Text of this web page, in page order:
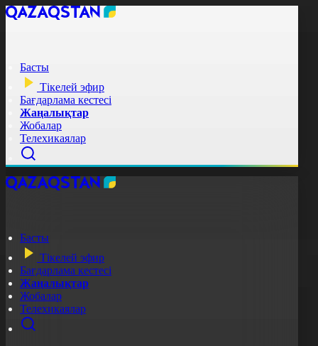
Басты
Тікелей эфир
Бағдарлама кестесі
Жаңалықтар
Жобалар
Телехикаялар
Басты
Тікелей эфир
Бағдарлама кестесі
Жаңалықтар
Жобалар
Телехикаялар